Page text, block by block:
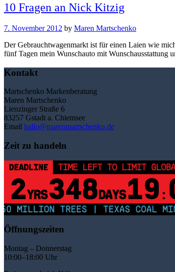
10 Fragen an Nick Kitzig
7. November 2012 by Maren Martschenko
Der Gebrauchtwagenmarkt ist für einen Laien wie
fünf Tagen mein Wunschauto mit
Kontakt
Martschenko Markenberatung
Maren Martschenko
Lienzinger Straße 6
83257 Gstadt a. Chiemsee
Email hallo@marenmartschenko.de
Zeit zu handeln
DEADLINE TIME LEFT TO LIMIT
2YRS348DAYS 19 :
MILLION TREES | TEXAS COAL
Öffnungszeiten
Montag – Donnerstag
10:00–18:00 Uhr